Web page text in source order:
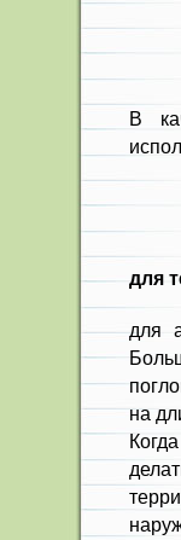
В
для
для
на